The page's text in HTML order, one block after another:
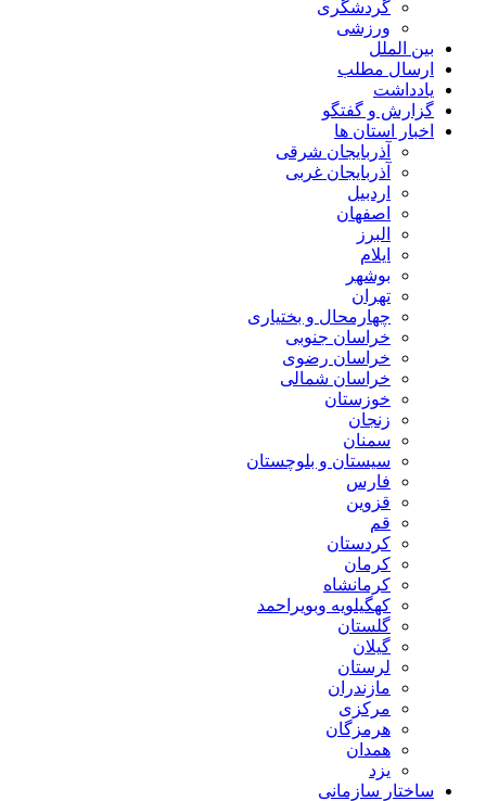
گردشگری
ورزشی
بین الملل
ارسال مطلب
یادداشت
گزارش و گفتگو
اخبار استان ها
آذربایجان شرقی
آذربایجان غربی
اردبیل
اصفهان
البرز
ایلام
بوشهر
تهران
چهارمحال و بختیاری
خراسان جنوبی
خراسان رضوی
خراسان شمالی
خوزستان
زنجان
سمنان
سیستان و بلوچستان
فارس
قزوین
قم
کردستان
کرمان
کرمانشاه
کهگیلویه وبویراحمد
گلستان
گیلان
لرستان
مازندران
مرکزی
هرمزگان
همدان
یزد
ساختار سازمانی